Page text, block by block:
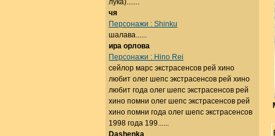
лука).......
чя
Персонажи : Shinku
шалава......
ира орлова
Персонажи : Hino Rei
сейлор марс экстрасенсов рей хино
любит олег шепс экстрасенсов рей хино
любит года олег шепс экстрасенсов рей
хино помни олег шепс экстрасенсов рей
хино помни года олег шепс экстрасенсов
1998 года 199......
Dashenka